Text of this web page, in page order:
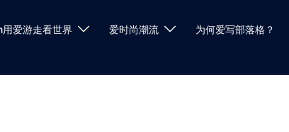
爱游走看世界 爱时尚潮流 为何爱写部落格？